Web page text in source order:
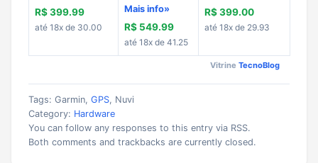
R$ 399.99
até 18x de 30.00
Mais info»
R$ 549.99
até 18x de 41.25
R$ 399.00
até 18x de 29.93
Vitrine TecnoBlog
Tags: Garmin, GPS, Nuvi
Category: Hardware
You can follow any responses to this entry via RSS.
Both comments and trackbacks are currently closed.